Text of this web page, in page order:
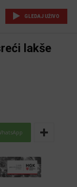
GLEDAJ UŽIVO
lakše